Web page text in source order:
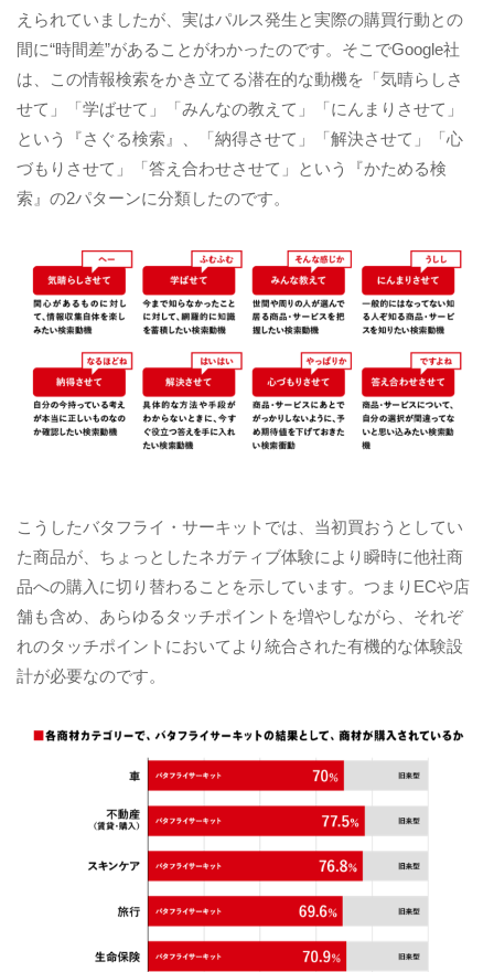
えられていましたが、実はパルス発生と実際の購買行動との
間に“時間差”があることがわかったのです。そこでGoogle社
は、この情報検索をかき立てる潜在的な動機を「気晴らしさ
せて」「学ばせて」「みんなの教えて」「にんまりさせて」
という『さぐる検索』、「納得させて」「解決させて」「心
づもりさせて」「答え合わせさせて」という『かためる検
索』の2パターンに分類したのです。
こうしたバタフライ・サーキットでは、当初買おうとしてい
た商品が、ちょっとしたネガティブ体験により瞬時に他社商
品への購入に切り替わることを示しています。つまりECや店
舗も含め、あらゆるタッチポイントを増やしながら、それぞ
れのタッチポイントにおいてより統合された有機的な体験設
計が必要なのです。